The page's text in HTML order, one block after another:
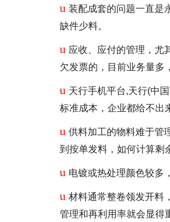
u 装配成套的问题一直是
缺件少料。
u 应收、应付的管理，尤
欠发票的，目前业务量多
u 天行手机平台,天行(中
标准成本，企业都给不出
u 供料加工的物料难于管
到按单发料，如何计算剩
u 电镀或热处理颜色较多
u 材料通常整卷领发开料
管理和再利用率就会显得